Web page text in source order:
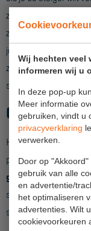
Wij hechten veel
informeren wij u
In deze pop-up
Meer informatie
gebruiken, vindt u
privacyverklaring
verwerken.
Door op
gebruik van alle
en advertentie/
het optimaliseren
advertenties. Wilt
cookievoorkeuren
Wet- en
Algemene
Webshop
zo makkelijk. Wanneer
zichzelf automatisch
je nooit meer na te
zwenkwiel. Met de
steiger ook weer snel
Kies je voor een
plezier van. Alle
geproduceerdmet de
snelle levering en
steiger aanbieden